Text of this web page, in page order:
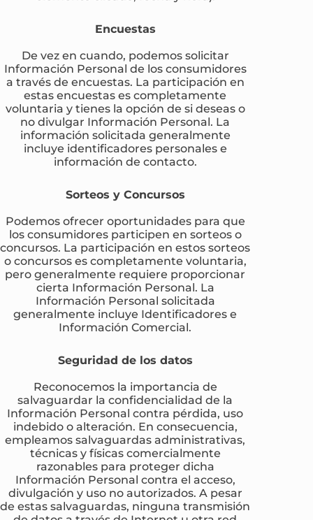
Encuestas
De vez en cuando, podemos solicitar
Información Personal de los consumidores
a través de encuestas. La participación en
estas encuestas es completamente
voluntaria y tienes la opción de si deseas o
no divulgar Información Personal. La
información solicitada generalmente
incluye identificadores personales e
información de contacto.
Sorteos y Concursos
Podemos ofrecer oportunidades para que
los consumidores participen en sorteos o
concursos. La participación en estos sorteos
o concursos es completamente voluntaria,
pero generalmente requiere proporcionar
cierta Información Personal. La
Información Personal solicitada
generalmente incluye Identificadores e
Información Comercial.
Seguridad de los datos
Reconocemos la importancia de
salvaguardar la confidencialidad de la
Información Personal contra pérdida, uso
indebido o alteración. En consecuencia,
empleamos salvaguardas administrativas,
técnicas y físicas comercialmente
razonables para proteger dicha
Información Personal contra el acceso,
divulgación y uso no autorizados. A pesar
de estas salvaguardas, ninguna transmisión